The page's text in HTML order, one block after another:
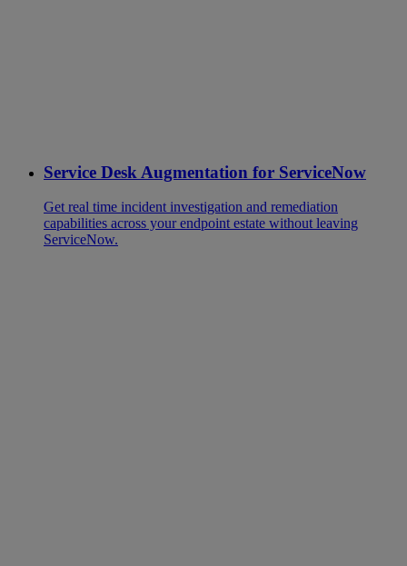
Service Desk Augmentation for ServiceNow
Get real time incident investigation and remediation
capabilities across your endpoint estate without leaving
ServiceNow.